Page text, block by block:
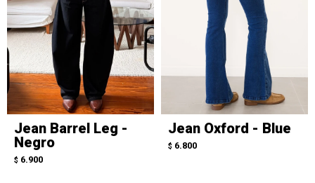
Jean Barrel Leg -
Negro
$ 6.900
Jean Oxford - Blue
$ 6.800